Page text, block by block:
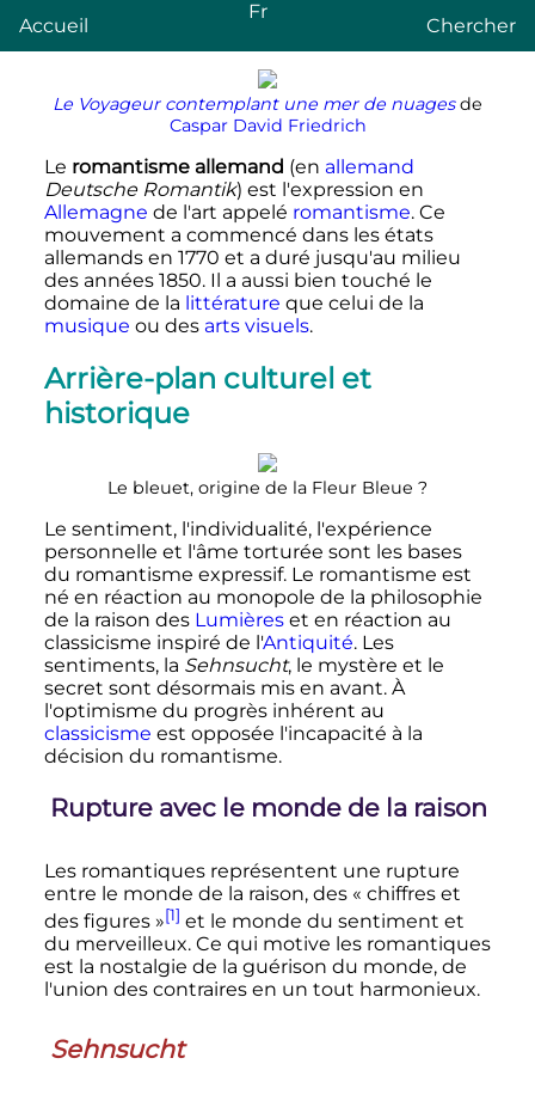
Accueil
Fr
Chercher
Le Voyageur contemplant une mer de nuagesde
Caspar David Friedrich
Le romantisme allemand (en allemand
Deutsche Romantik) est l'expression en
Allemagne de l'art appelé romantisme. Ce
mouvement a commencé dans les états
allemands en 1770 et a duré jusqu'au milieu
des années 1850. Il a aussi bien touché le
domaine de la littérature que celui de la
musique ou des arts visuels.
Arrière-plan culturel et
historique
Le bleuet, origine de la Fleur Bleue ?
Le sentiment, l'individualité, l'expérience
personnelle et l'âme torturée sont les bases
du romantisme expressif. Le romantisme est
né en réaction au monopole de la philosophie
de la raison des Lumièreset en réaction au
classicisme inspiré de l'Antiquité. Les
sentiments, la Sehnsucht, le mystère et le
secret sont désormais mis en avant. À
l'optimisme du progrès inhérent au
classicisme est opposée l'incapacité à la
décision du romantisme.
Rupture avec le monde de la raison
Les romantiques représentent une rupture
entre le monde de la raison, des « chiffres et
des figures »[1] et le monde du sentiment et
du merveilleux. Ce qui motive les romantiques
est la nostalgie de la guérison du monde, de
l'union des contraires en un tout harmonieux.
Sehnsucht